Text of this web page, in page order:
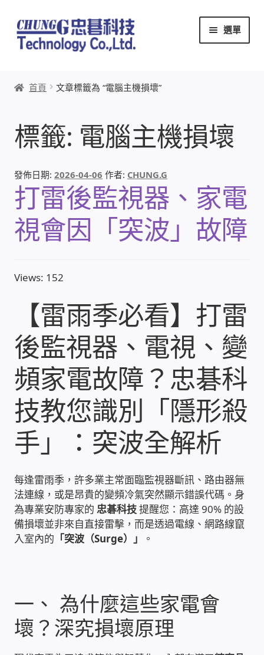
跳
至
導
列
跳
至
主
內
選單
本站文章導覽
創辦人:林慶忠
頭份獅子會
照片紀實影音
儀器設備
網路建置規劃維修-實績案例
弱電工程-實績案例
插卡計費
監視器安裝維修-實績案例
自動控制PLC專案設計-實績案例
電腦資訊-實績案例
電話總機安裝維修-實績案例
首頁 文章標籤為 “電腦主機損壞”
標籤: 電腦主機損壞
發佈日期:2026-04-06 作者: CHUNG.G
打雷後監視器、家電
視會因「突波」故障
Views: 152
【雷雨季必看】打雷
後監視器、電視、變
頻家電故障？忠碁科
技教您識別「隱形殺
手」：突波全解析
每逢雷雨季，許多業主常面臨監視器斷訊、路由器無
法連線，或是昂貴的變頻冷氣突然顯示錯誤代碼。身
為專業安防專家的忠碁科技提醒您：高達 90% 的設
備損壞並非來自直接雷擊，而是透過電線、網路線竄
入室內的 「突波（Surge）」 。
一、 為什麼這些家電會
壞？深究損壞原理